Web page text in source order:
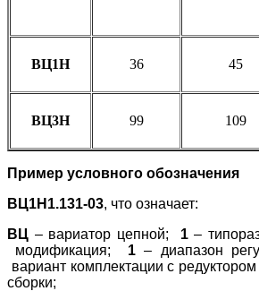
ВЦ1Н 36 45
ВЦ3Н 99 109
Пример условного обозначения
ВЦ1Н1.131-03, что означает:
ВЦ – вариатор цепной; 1–
модификация; 1 – диапазон
вариант комплектации с
сборки;